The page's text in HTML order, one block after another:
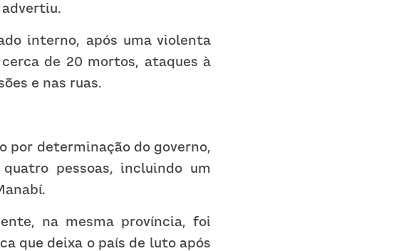
advertiu.
interno, após uma violenta
de 20 mortos, ataques à
e nas ruas.
por determinação do governo,
pessoas, incluindo um
na mesma província, foi
que deixa o país de luto após